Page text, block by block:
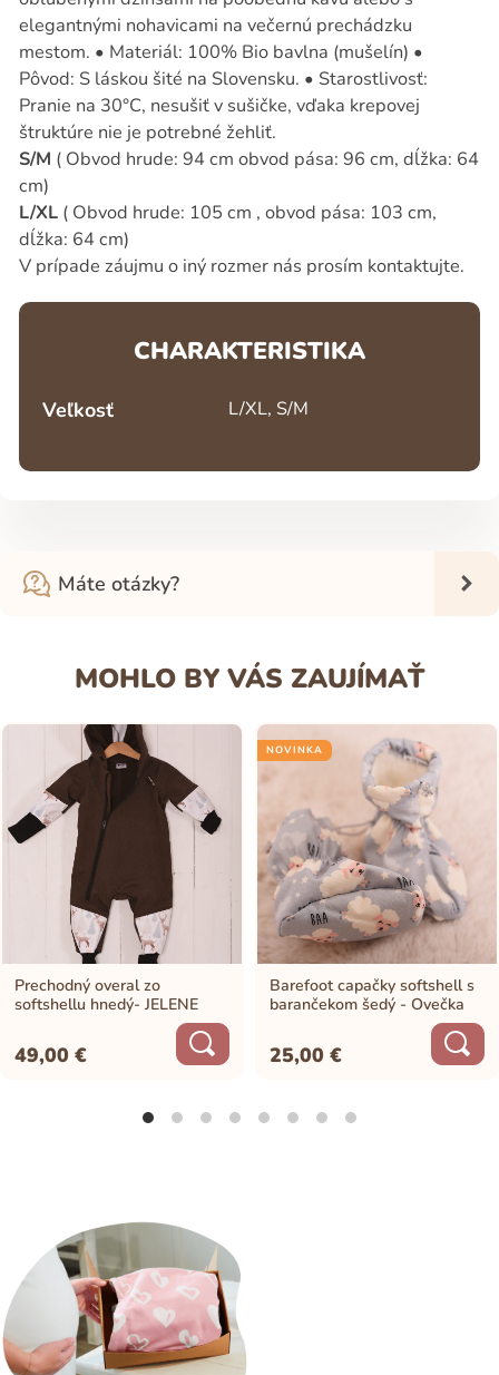
elegantnými nohavicami na večernú prechádzku
mestom. • Materiál: 100% Bio bavlna (mušelín) •
Pôvod: S láskou šité na Slovensku. • Starostlivosť:
Pranie na 30°C, nesušiť v sušičke, vďaka krepovej
štruktúre nie je potrebné žehliť.
S/M ( Obvod hrude: 94 cm obvod pása: 96 cm, dĺžka: 64
cm)
L/XL( Obvod hrude: 105 cm , obvod pása: 103 cm,
dĺžka: 64 cm)
V prípade záujmu o iný rozmer nás prosím kontaktujte.
CHARAKTERISTIKA
Veľkosť L/XL, S/M
Máte otázky?
MOHLO BY VÁS ZAUJÍMAŤ
Prechodný overal zo
softshellu hnedý- JELENE
49,00€
NOVINKA
Barefoot capačky softshell s
barančekom šedý - Ovečka
25,00€